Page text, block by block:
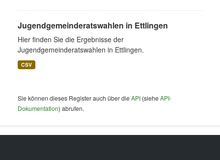
Jugendgemeinderatswahlen in Ettlingen
Hier finden Sie die Ergebnisse der
Jugendgemeinderatswahlen in Ettlingen.
CSV
Sie können dieses Register auch über dieAPI (sieheAPI-
Dokumentation) abrufen.